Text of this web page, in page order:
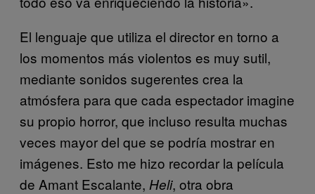
El lenguaje que utiliza el director en torno a
los momentos más violentos es muy sutil,
mediante sonidos sugerentes crea la
atmósfera para que cada espectador imagine
su propio horror, que incluso resulta muchas
veces mayor del que se podría mostrar en
imágenes. Esto me hizo recordar la película
de Amant Escalante, Heli, otra obra